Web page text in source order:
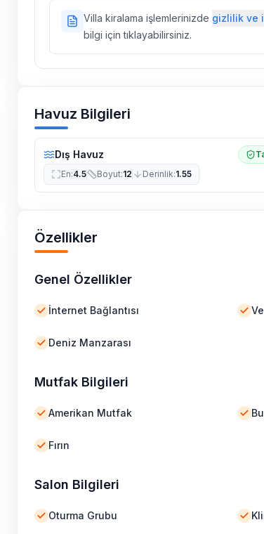
ilaçlama yapılmaktadır. Buna
vs. bulunma ihtimali vardır.
Villalarımızın bulunmuş olduğu
Villa kiralama işlemlerinizde gizlilik ve
bilgi için tıklayabilirsiniz.
Havuz Bilgileri
Dış Havuz
En:4.5 Boyut:12 Derinlik:1.55
Özellikler
Genel Özellikler
İnternet Bağlantısı
Deniz Manzarası
Mutfak Bilgileri
Amerikan Mutfak
Fırın
Salon Bilgileri
Oturma Grubu